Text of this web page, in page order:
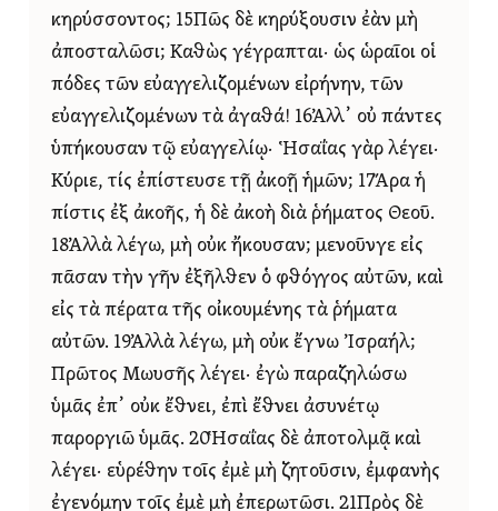
κηρύσσοντος; 15Πῶς δὲ κηρύξουσιν ἐὰν μὴ
ἀποσταλῶσι; Καθὼς γέγραπται· ὡς ὡραῖοι οἱ
πόδες τῶν εὐαγγελιζομένων εἰρήνην, τῶν
εὐαγγελιζομένων τὰ ἀγαθά! 16Ἀλλ᾿ οὐ πάντες
ὑπήκουσαν τῷ εὐαγγελίῳ· Ἡσαΐας γὰρ λέγει·
Κύριε, τίς ἐπίστευσε τῇ ἀκοῇ ἡμῶν; 17Ἄρα ἡ
πίστις ἐξ ἀκοῆς, ἡ δὲ ἀκοὴ διὰ ῥήματος Θεοῦ.
18Ἀλλὰ λέγω, μὴ οὐκ ἤκουσαν; μενοῦνγε εἰς
πᾶσαν τὴν γῆν ἐξῆλθεν ὁ φθόγγος αὐτῶν, καὶ
εἰς τὰ πέρατα τῆς οἰκουμένης τὰ ῥήματα
αὐτῶν. 19Ἀλλὰ λέγω, μὴ οὐκ ἔγνω Ἰσραήλ;
Πρῶτος Μωυσῆς λέγει· ἐγὼ παραζηλώσω
ὑμᾶς ἐπ᾿ οὐκ ἔθνει, ἐπὶ ἔθνει ἀσυνέτῳ
παροργιῶ ὑμᾶς. 20Ἡσαΐας δὲ ἀποτολμᾷ καὶ
λέγει· εὑρέθην τοῖς ἐμὲ μὴ ζητοῦσιν, ἐμφανὴς
ἐγενόμην τοῖς ἐμὲ μὴ ἐπερωτῶσι. 21Πρὸς δὲ